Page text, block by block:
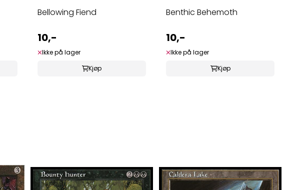
Bellowing Fiend
10,-
Ikke på lager
Kjøp
Benthic Behemoth
10,-
Ikke på lager
Kjøp